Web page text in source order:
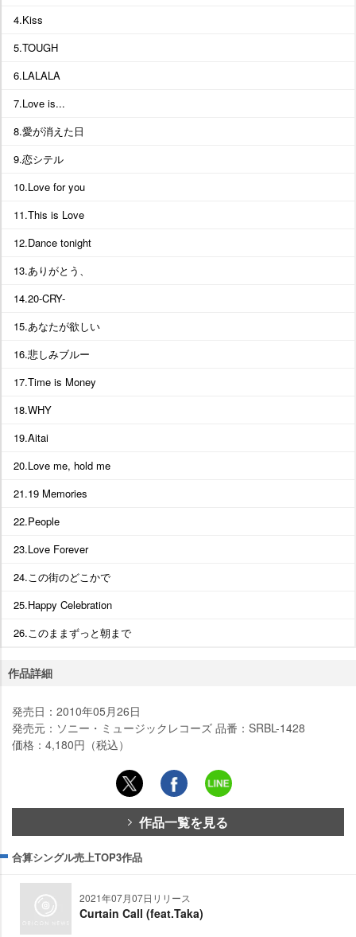
4.Kiss
5.TOUGH
6.LALALA
7.Love is...
8.愛が消えた日
9.恋シテル
10.Love for you
11.This is Love
12.Dance tonight
13.ありがとう、
14.20-CRY-
15.あなたが欲しい
16.悲しみブルー
17.Time is Money
18.WHY
19.Aitai
20.Love me, hold me
21.19 Memories
22.People
23.Love Forever
24.この街のどこかで
25.Happy Celebration
26.このままずっと朝まで
作品詳細
発売日：2010年05月26日
発売元：ソニー・ミュージックレコーズ 品番：SRBL-1428
価格：4,180円（税込）
作品一覧を見る
合算シングル売上TOP3作品
2021年07月07日リリース
Curtain Call (feat.Taka)